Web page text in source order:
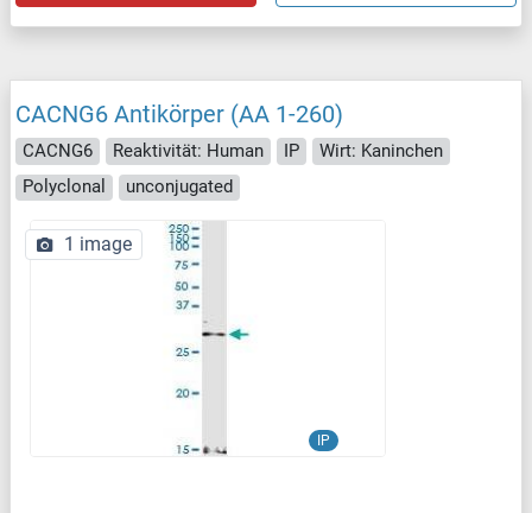
CACNG6 Antikörper (AA 1-260)
CACNG6 Reaktivität: Human IP
Wirt: Kaninchen
Polyclonal
unconjugated
IP
1 image